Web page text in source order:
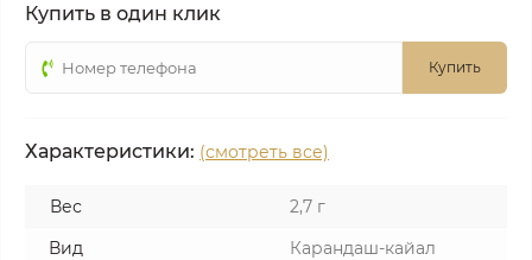
Купить в один клик
Купить
Характеристики: (смотреть все)
Вес
2,7 г
Вид
Карандаш-кайал